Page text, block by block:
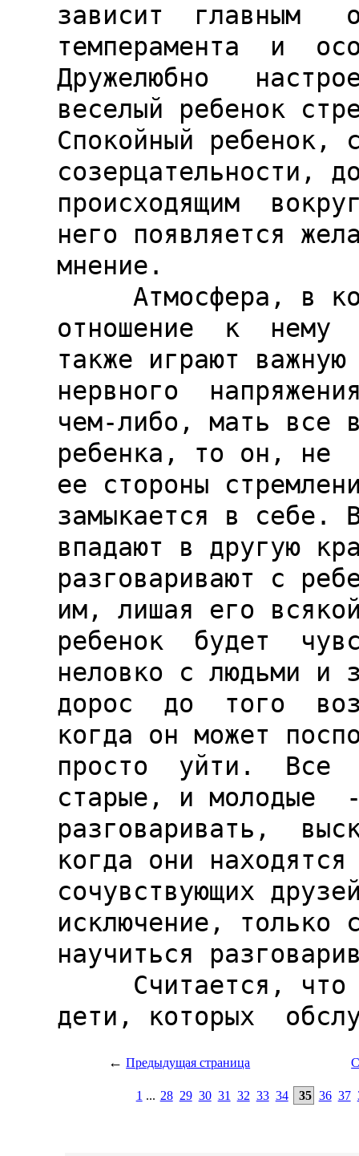
← Предыдущая страница
1 ... 28 29 30 31 32 33 34 35 36 37